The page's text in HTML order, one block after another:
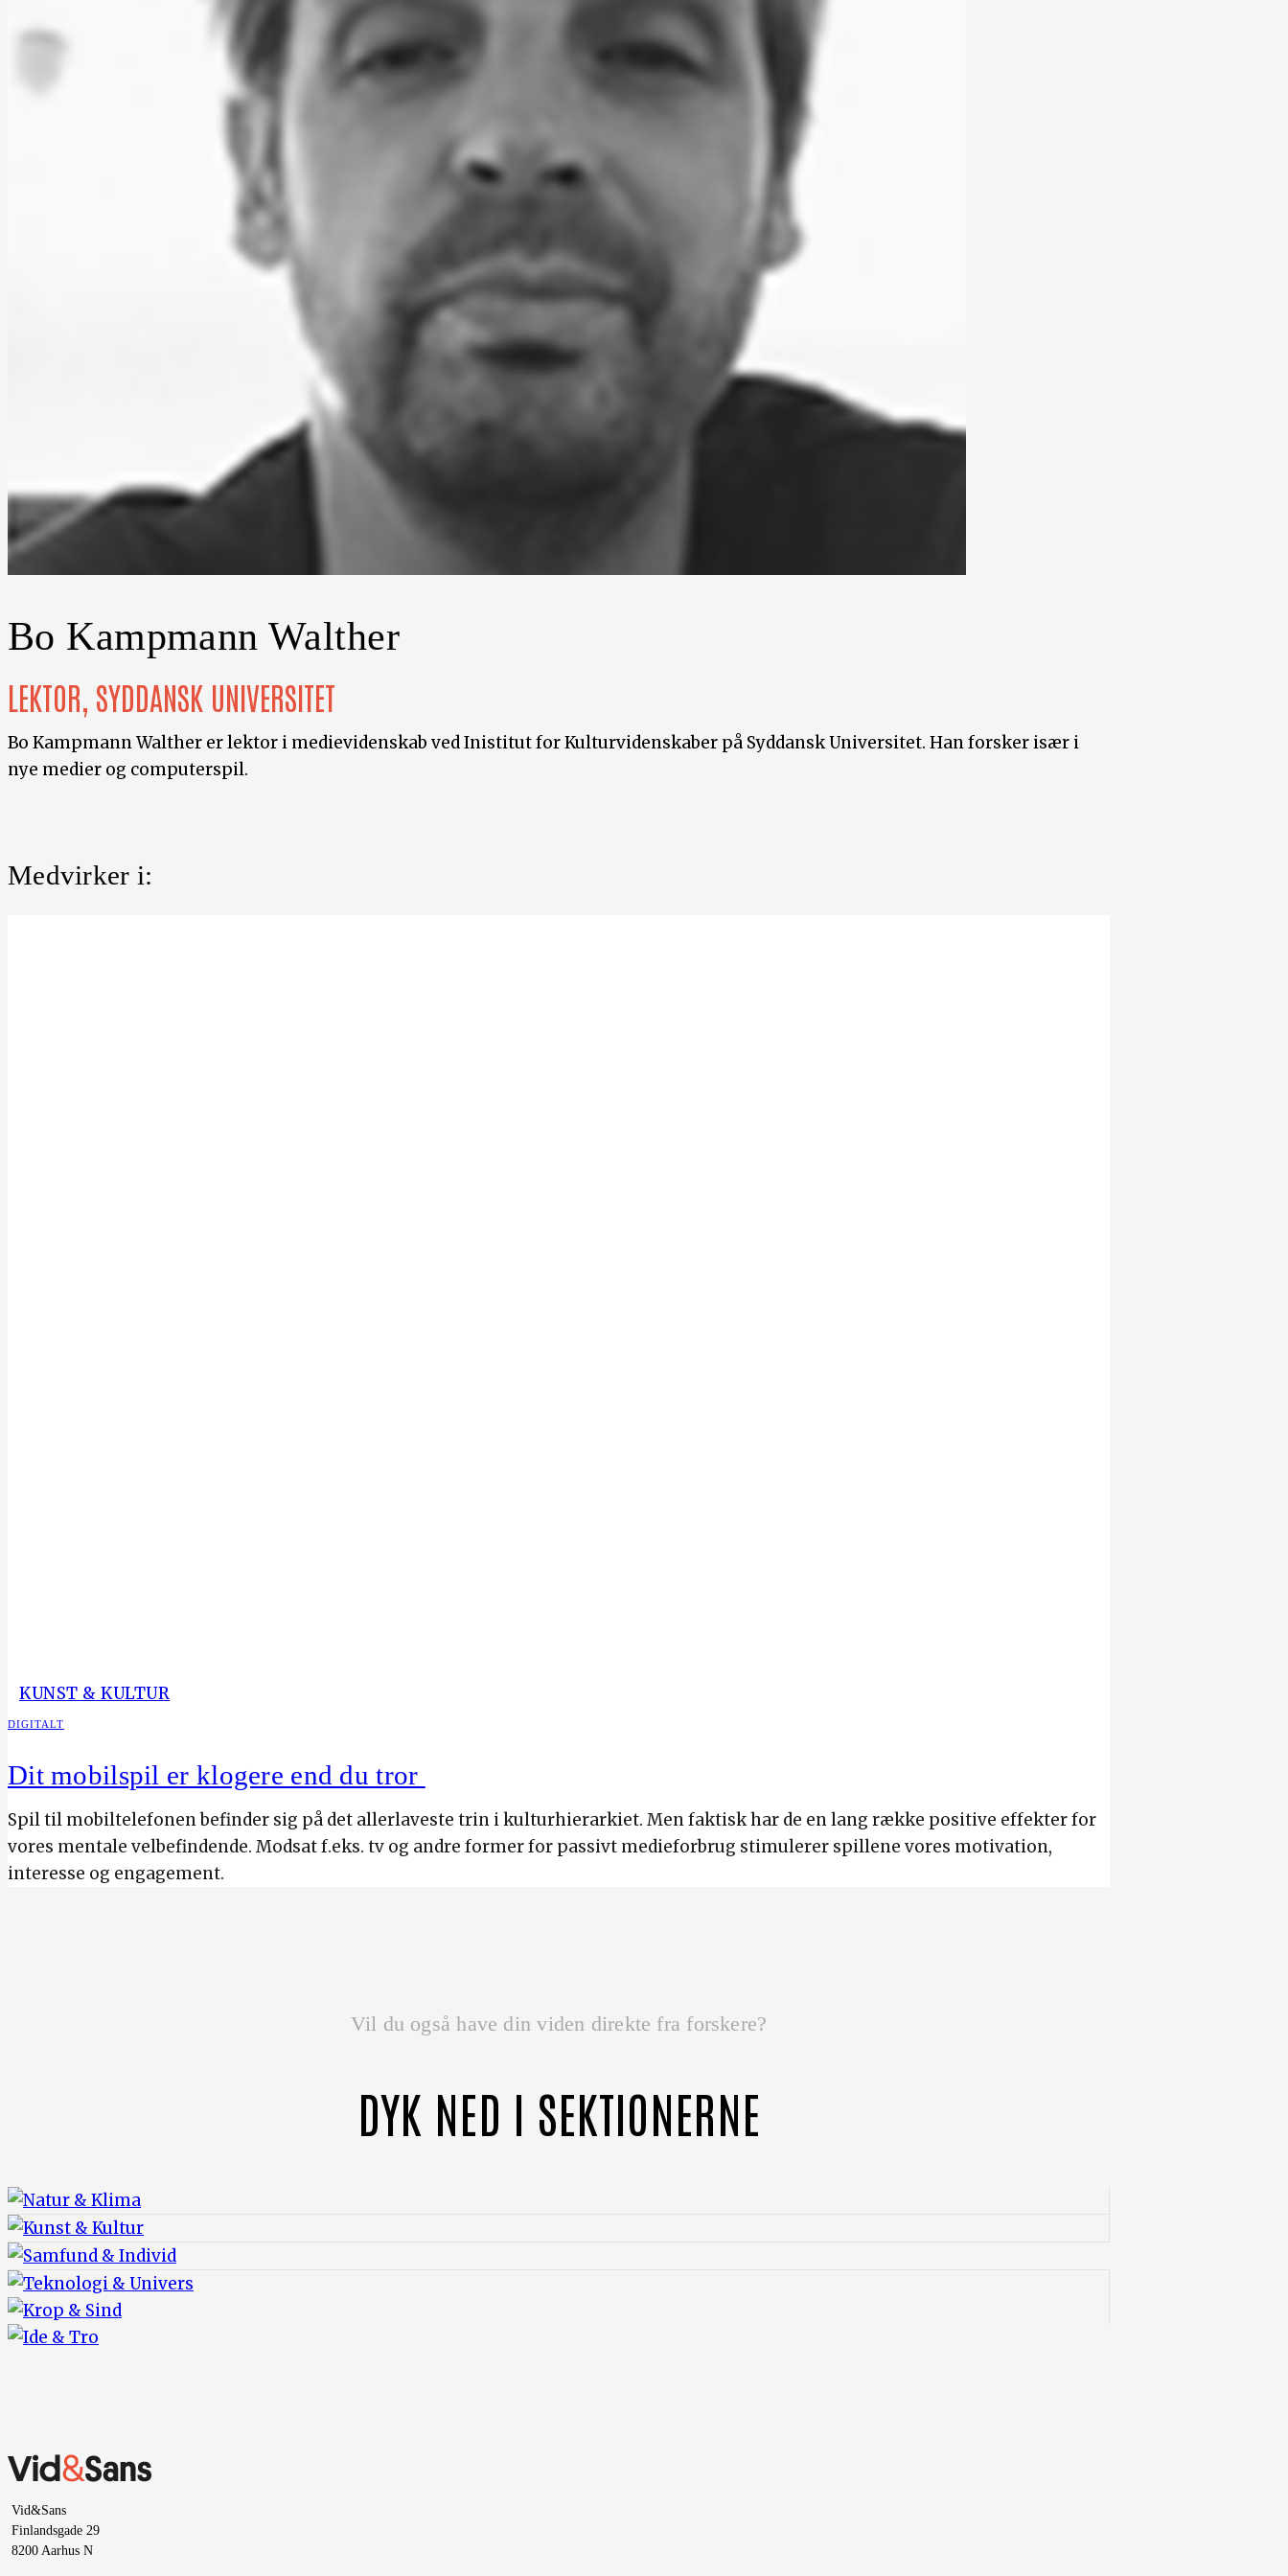
Bo Kampmann Walther
LEKTOR, SYDDANSK UNIVERSITET
Bo Kampmann Walther er lektor i medievidenskab ved Inistitut for Kulturvidenskaber på Syddansk Universitet. Han forsker især i
nye medier og computerspil.
Medvirker i:
KUNST & KULTUR
DIGITALT
Dit mobilspil er klogere end du tror
Spil til mobiltelefonen befinder sig på det allerlaveste trin i kulturhierarkiet. Men faktisk har de en lang række positive effekter for
vores mentale velbefindende. Modsat f.eks. tv og andre former for passivt medieforbrug stimulerer spillene vores motivation,
interesse og engagement.
Vil du også have din viden direkte fra forskere?
DYK NED I SEKTIONERNE
Vid&Sans
Finlandsgade 29
8200 Aarhus N